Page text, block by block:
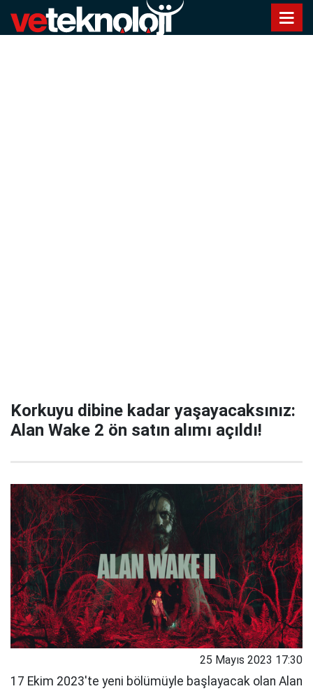
Korkuyu dibine kadar yaşayacaksınız:
Alan Wake 2 ön satın alımı açıldı!
25 Mayıs 2023 17:30
17 Ekim 2023'te yeni bölümüyle başlayacak olan Alan